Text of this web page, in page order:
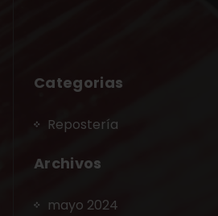
Categorias
Repostería
Archivos
mayo 2024